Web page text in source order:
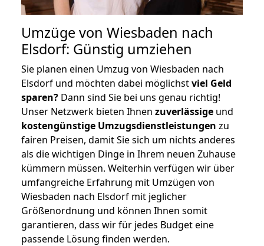
Umzüge von Wiesbaden nach
Elsdorf: Günstig umziehen
Sie planen einen Umzug von Wiesbaden nach
Elsdorf und möchten dabei möglichstviel Geld
sparen? Dann sind Sie bei uns genau richtig!
Unser Netzwerk bieten Ihnen zuverlässige und
kostengünstige Umzugsdienstleistungen zu
fairen Preisen, damit Sie sich um nichts anderes
als die wichtigen Dinge in Ihrem neuen Zuhause
kümmern müssen. Weiterhin verfügen wir über
umfangreiche Erfahrung mit Umzügen von
Wiesbaden nach Elsdorf mit jeglicher
Größenordnung und können Ihnen somit
garantieren, dass wir für jedes Budget eine
passende Lösung finden werden.